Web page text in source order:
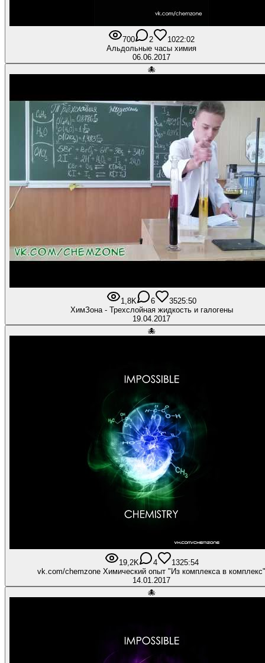
700 2 1022:02
Альдольные часы химия
06.06.2017
🐙
1,8K 6 3525:50
ХимЗона - Трехслойная жидкость и галогены
19.04.2017
🐙
19,2K 4 1325:54
vk.com/chemzone Химический опыт "Из комплекса в комплекс"
14.01.2017
🐙